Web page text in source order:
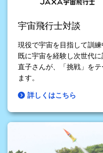
宇宙飛行士対談
現役で宇宙を目指して訓
既に宇宙を経験し次世代
直子さんが、「挑戦」を
ます。
詳しくはこちら